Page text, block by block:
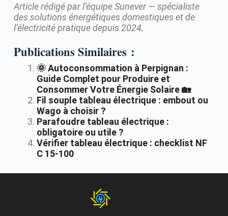
Article rédigé par l’équipe Sunever — spécialiste
des solutions énergétiques domestiques et de
l’électricité pratique depuis 2024.
Publications Similaires :
🌞 Autoconsommation à Perpignan :
Guide Complet pour Produire et
Consommer Votre Énergie Solaire 🏡
Fil souple tableau électrique : embout ou
Wago à choisir ?
Parafoudre tableau électrique :
obligatoire ou utile ?
Vérifier tableau électrique : checklist NF
C 15-100